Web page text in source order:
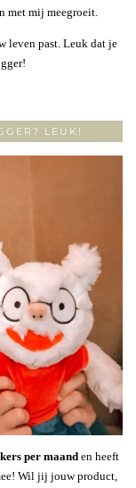
met mij meegroeit.
leven past. Leuk dat je
LEUK!
per maanden heeft
Wil jij jouw product,